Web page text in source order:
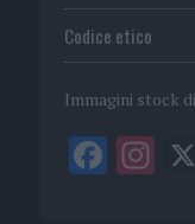
Codice etico
Immagini stock di